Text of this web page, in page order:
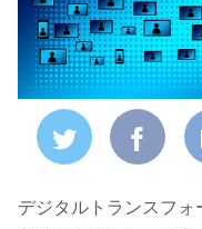
デジタルトランスフォ